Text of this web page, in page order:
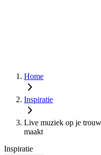
Home
Inspiratie
Live muziek op je
maakt
Inspiratie